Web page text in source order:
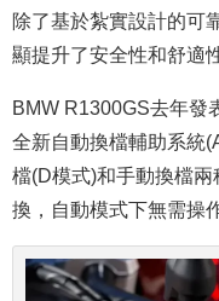
除了基於紮實設計的可
顯提升了安全性和舒適
BMW R1300GS去年發
全新自動換檔輔助系統
檔(D模式)和手動換檔
換，自動模式下無需操